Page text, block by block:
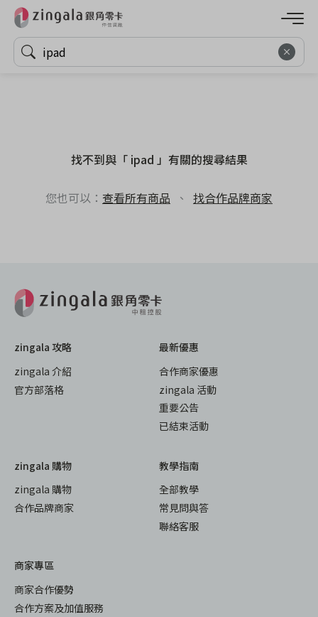
找不到與「 ipad 」有關的搜尋結果
您也可以： 查看所有商品 、 找合作品牌商家
zingala 攻略
zingala 介紹
官方部落格
最新優惠
合作商家優惠
zingala 活動
重要公告
已結束活動
zingala 購物
zingala 購物
合作品牌商家
教學指南
全部教學
常見問與答
聯絡客服
商家專區
商家合作優勢
合作方案及加值服務